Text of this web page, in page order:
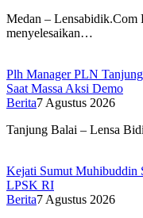
Medan – Lensabidik.Com
menyelesaikan…
Plh Manager PLN
Saat Massa Aksi Demo
Berita7 Agustus 2026
Tanjung Balai – Lensa
Kejati Sumut Muhibuddin
LPSK RI
Berita7 Agustus 2026